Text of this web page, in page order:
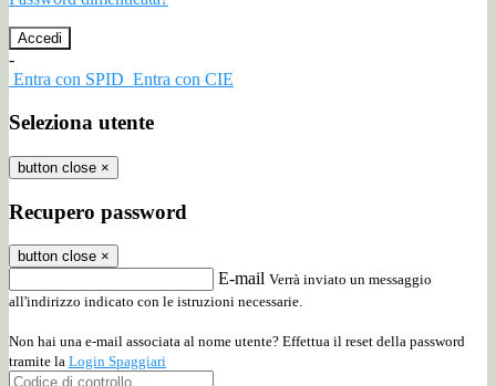
-
Entra con SPID Entra con CIE
Seleziona utente
button close ×
Recupero password
button close ×
E-mail Verrà inviato un messaggio
all'indirizzo indicato con le istruzioni necessarie.
Non hai una e-mail associata al nome utente? Effettua il reset della password
tramite la Login Spaggiari